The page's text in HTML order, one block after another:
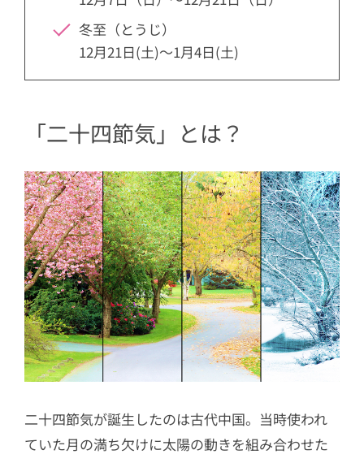
冬至（とうじ）
12月21日(土)〜1月4日(土)
「二十四節気」とは？
二十四節気が誕生したのは古代中国。当時使われ
ていた月の満ち欠けに太陽の動きを組み合わせた